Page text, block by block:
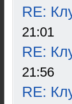
RE:
21:01
RE:
21:56
RE: